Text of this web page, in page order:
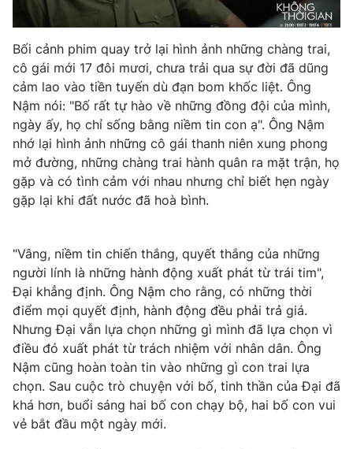
Liên hệ quảng cáo:
024-7300.7108
® Cấm sao chép dưới mọi hình thức nếu không có sự chấp
thuận bằng văn bản. Ghi rõ nguồn VTV.vn khi phát hành lại
thông tin từ website này.
Bối cảnh phim quay trở lại hình ảnh những chàng trai,
cô gái mới 17 đôi mươi, chưa trải qua sự đời đã dũng
cảm lao vào tiền tuyến dù đạn bom khốc liệt. Ông
Nậm nói: "Bố rất tự hào về những đồng đội của mình,
ngày ấy, họ chỉ sống bằng niềm tin con ạ". Ông Nậm
nhớ lại hình ảnh những cô gái thanh niên xung phong
mở đường, những chàng trai hành quân ra mặt trận, họ
gặp và có tình cảm với nhau nhưng chỉ biết hẹn ngày
gặp lại khi đất nước đã hoà bình.
"Vâng, niềm tin chiến thắng, quyết thắng của những
người lính là những hành động xuất phát từ trái tim",
Đại khẳng định. Ông Nậm cho rằng, có những thời
điểm mọi quyết định, hành động đều phải trả giá.
Nhưng Đại vẫn lựa chọn những gì mình đã lựa chọn vì
điều đó xuất phát từ trách nhiệm với nhân dân. Ông
Nậm cũng hoàn toàn tin vào những gì con trai lựa
chọn. Sau cuộc trò chuyện với bố, tinh thần của Đại đã
khá hơn, buổi sáng hai bố con chạy bộ, hai bố con vui
vẻ bắt đầu một ngày mới.